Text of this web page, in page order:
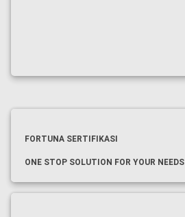
FORTUNA SERTIFIKASI
ONE STOP SOLUTION FOR YOUR NEEDS